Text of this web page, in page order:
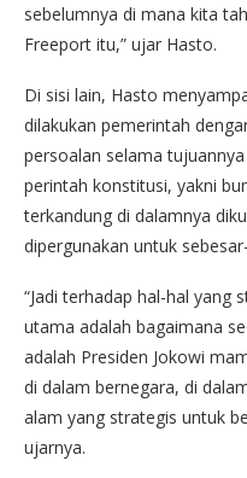
sebelumnya di mana kita
Freeport itu,” ujar Hasto.
Di sisi lain, Hasto
dilakukan pemerintah
persoalan selama
perintah konstitusi, yakni
terkandung di dalamnya
dipergunakan untuk
“Jadi terhadap hal-hal yang
utama adalah bagaimana
adalah Presiden Jokowi
di dalam bernegara, di
alam yang strategis untuk
ujarnya.